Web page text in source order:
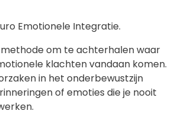
Emotionele Integratie.
methode om te achterhalen waar
klachten vandaan komen.
in het onderbewustzijn
of emoties die je nooit